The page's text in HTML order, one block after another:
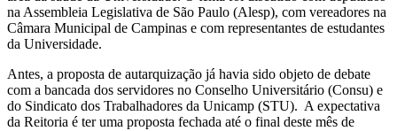
na Assembleia Legislativa de São Paulo (Alesp), com vereadores na
Câmara Municipal de Campinas e com representantes de estudantes
da Universidade.
Antes, a proposta de autarquização já havia sido objeto de debate
com a bancada dos servidores no Conselho Universitário (Consu) e
do Sindicato dos Trabalhadores da Unicamp (STU). A expectativa
da Reitoria é ter uma proposta fechada até o final deste mês de